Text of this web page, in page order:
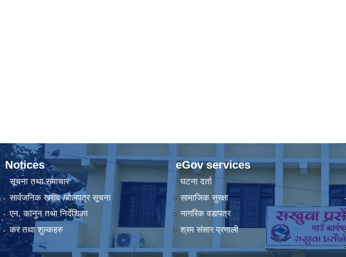
Notices
सूचना तथा समाचार
सार्वजनिक खरीद /बोलपत्र सूचना
एन, कानुन तथा निर्देशिका
कर तथा शुल्कहरु
eGov services
घटना दर्ता
सामाजिक सुरक्षा
नागरिक वडापत्र
श्रम संसार प्रणाली